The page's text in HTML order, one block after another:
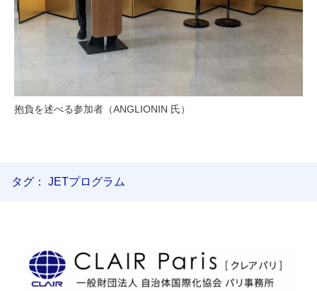
抱負を述べる参加者（ANGLIONIN 氏）
タグ： JETプログラム